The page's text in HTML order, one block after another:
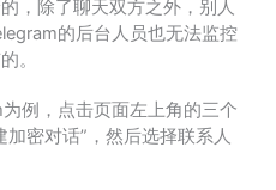
，除了聊天双方之外，别人
的后台人员也无法监控
。
例，点击页面左上角的三个
密对话”，然后选择联系人